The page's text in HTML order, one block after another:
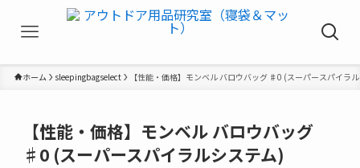
ホーム sleepingbagselect 【性能・価格】モンベル バロウバッグ ♯0 (スーパースパイラ
【性能・価格】モンベル バロウバッグ
♯0 (スーパースパイラルシステム)